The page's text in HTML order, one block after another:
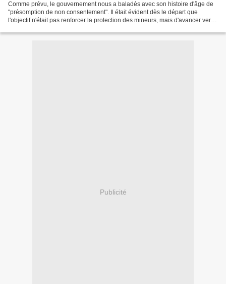
Comme prévu, le gouvernement nous a baladés avec son histoire d'âge de
"présomption de non consentement". Il était évident dès le départ que
l'objectif n'était pas renforcer la protection des mineurs, mais d'avancer vers
Publicité